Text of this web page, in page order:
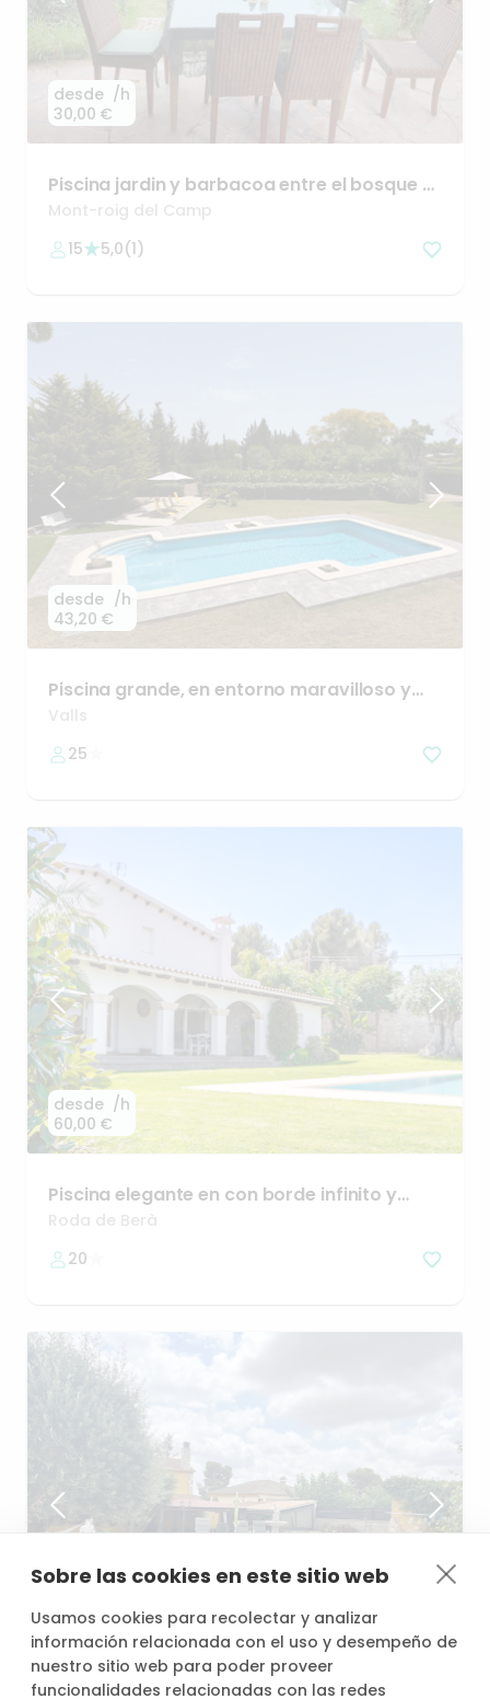
Sobre las cookies en este sitio web
Usamos cookies para recolectar y analizar
información relacionada con el uso y desempeño de
nuestro sitio web para poder proveer
funcionalidades relacionadas con las redes
desde
30,00 €
/h
Piscina jardiny barbacoaentre el bosque y
el mar💚💙
Mont-roig del Camp
15
5,0(1)
desde
43,20 €
/h
Piscina grande​,​en entorno maravilloso y
gran
Valls
25
desde
60,00 €
/h
Piscina elegante en con borde infinito y
precioso jardín
Roda de Berà
20
desde
36,00 €
/h